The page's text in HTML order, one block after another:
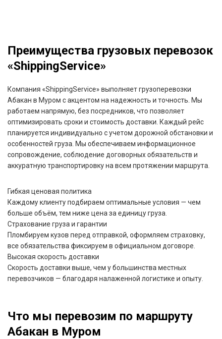
Преимущества грузовых перевозок
«ShippingService»
Компания «ShippingService» выполняет грузоперевозки
Абакан в Муром с акцентом на надежность и точность. Мы
работаем напрямую, без посредников, что позволяет
оптимизировать сроки и стоимость доставки. Каждый рейс
планируется индивидуально с учетом дорожной обстановки и
особенностей груза. Мы обеспечиваем информационное
сопровождение, соблюдение договорных обязательств и
аккуратную транспортировку на всем протяжении маршрута.
Гибкая ценовая политика
Каждому клиенту подбираем оптимальные условия — чем
больше объём, тем ниже цена за единицу груза.
Страхование груза и гарантии
Пломбируем кузов перед отправкой, оформляем страховку,
все обязательства фиксируем в официальном договоре.
Высокая скорость доставки
Скорость доставки выше, чем у большинства местных
перевозчиков — благодаря налаженной логистике и опыту.
Что мы перевозим по маршруту
Абакан в Муром